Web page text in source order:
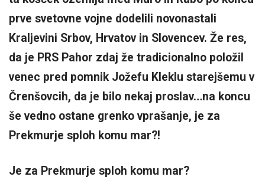
prve svetovne vojne dodelili novonastali
Kraljevini Srbov, Hrvatov in Slovencev. Že res,
da je PRS Pahor zdaj že tradicionalno položil
venec pred pomnik Jožefu Kleklu starejšemu v
Črenšovcih, da je bilo nekaj proslav…na koncu
še vedno ostane grenko vprašanje, je za
Prekmurje sploh komu mar?!
Je za Prekmurje sploh komu mar?